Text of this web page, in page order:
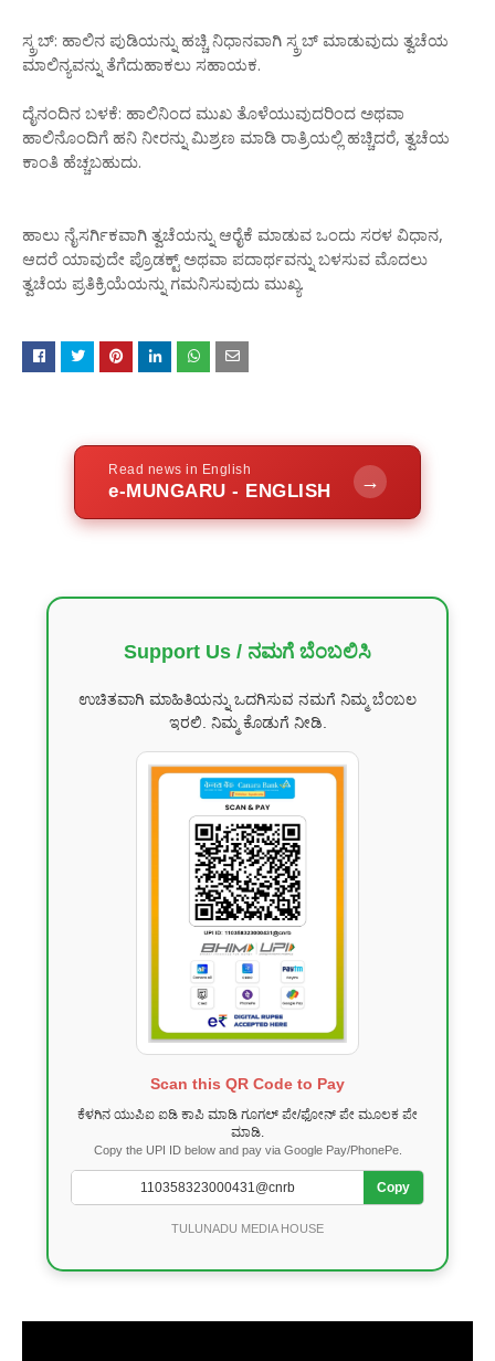
ಸ್ಕ್ರಬ್: ಹಾಲಿನ ಪುಡಿಯನ್ನು ಹಚ್ಚಿ ನಿಧಾನವಾಗಿ ಸ್ಕ್ರಬ್ ಮಾಡುವುದು ತ್ವಚೆಯ
ಮಾಲಿನ್ಯವನ್ನು ತೆಗೆದುಹಾಕಲು ಸಹಾಯಕ.
ದೈನಂದಿನ ಬಳಕೆ: ಹಾಲಿನಿಂದ ಮುಖ ತೊಳೆಯುವುದರಿಂದ ಅಥವಾ
ಹಾಲಿನೊಂದಿಗೆ ಹನಿ ನೀರನ್ನು ಮಿಶ್ರಣ ಮಾಡಿ ರಾತ್ರಿಯಲ್ಲಿ ಹಚ್ಚಿದರೆ, ತ್ವಚೆಯ
ಕಾಂತಿ ಹೆಚ್ಚಬಹುದು.
ಹಾಲು ನೈಸರ್ಗಿಕವಾಗಿ ತ್ವಚೆಯನ್ನು ಆರೈಕೆ ಮಾಡುವ ಒಂದು ಸರಳ ವಿಧಾನ,
ಆದರೆ ಯಾವುದೇ ಪ್ರೊಡಕ್ಟ್ ಅಥವಾ ಪದಾರ್ಥವನ್ನು ಬಳಸುವ ಮೊದಲು
ತ್ವಚೆಯ ಪ್ರತಿಕ್ರಿಯೆಯನ್ನು ಗಮನಿಸುವುದು ಮುಖ್ಯ.
Read news in English
e-MUNGARU - ENGLISH →
Support Us / ನಮಗೆ ಬೆಂಬಲಿಸಿ
ಉಚಿತವಾಗಿ ಮಾಹಿತಿಯನ್ನು ಒದಗಿಸುವ ನಮಗೆ ನಿಮ್ಮ ಬೆಂಬಲ
ಇರಲಿ. ನಿಮ್ಮ ಕೊಡುಗೆ ನೀಡಿ.
Scan this QR Code to Pay
ಕೆಳಗಿನ ಯುಪಿಐ ಐಡಿ ಕಾಪಿ ಮಾಡಿ ಗೂಗಲ್ ಪೇ/ಫೋನ್ ಪೇ ಮೂಲಕ ಪೇ
ಮಾಡಿ.
Copy the UPI ID below and pay via Google Pay/PhonePe.
Copy
TULUNADU MEDIA HOUSE